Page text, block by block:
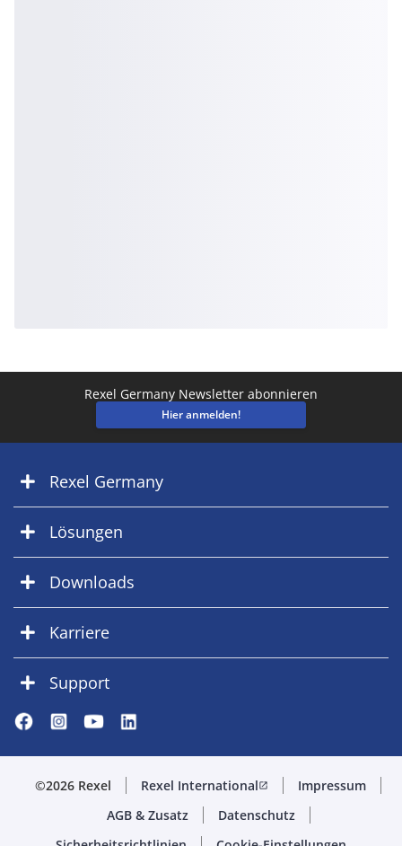
Rexel Germany Newsletter abonnieren
Hier anmelden!
Rexel Germany
Lösungen
Downloads
Karriere
Support
©2026 Rexel Rexel Internationalopen_in_new
Impressum
AGB & Zusatz
Datenschutz